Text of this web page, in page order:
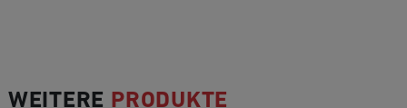
WEITERE PRODUKTE